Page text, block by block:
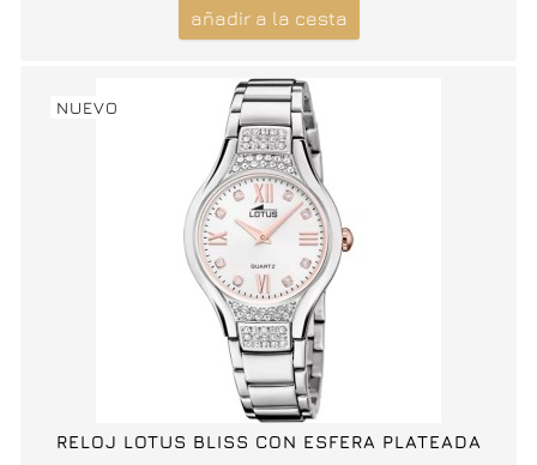
añadir a la cesta
NUEVO
RELOJ LOTUS BLISS CON ESFERA PLATEADA